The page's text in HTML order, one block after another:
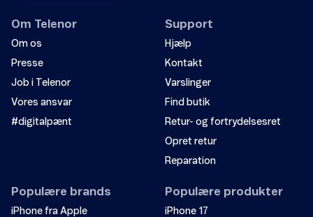
Om Telenor
Om os
Presse
Job i Telenor
Vores ansvar
#digitalpænt
Support
Hjælp
Kontakt
Varslinger
Find butik
Retur- og fortrydelsesret
Opret retur
Reparation
Populære brands
iPhone fra Apple
Populære produkter
iPhone 17